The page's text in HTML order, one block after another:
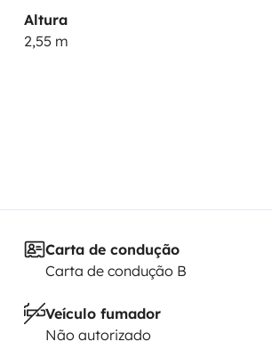
Altura
2,55 m
Carta de condução
Carta de condução B
Veículo fumador
Não autorizado